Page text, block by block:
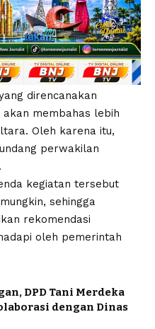
direncanakan
membahas lebih
Oleh karena itu,
perwakilan
kegiatan tersebut
sehingga
rekomendasi
oleh pemerintah
DPD Tani Merdeka
dengan Dinas